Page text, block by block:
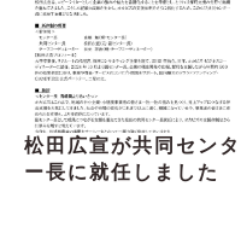
松田広宣が共同センタ
ー長に就任しました